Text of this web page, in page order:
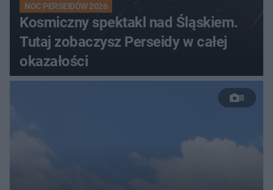
NOC PERSEIDÓW 2026
Kosmiczny spektakl nad Śląskiem.
Tutaj zobaczysz Perseidy w całej
okazałości
8